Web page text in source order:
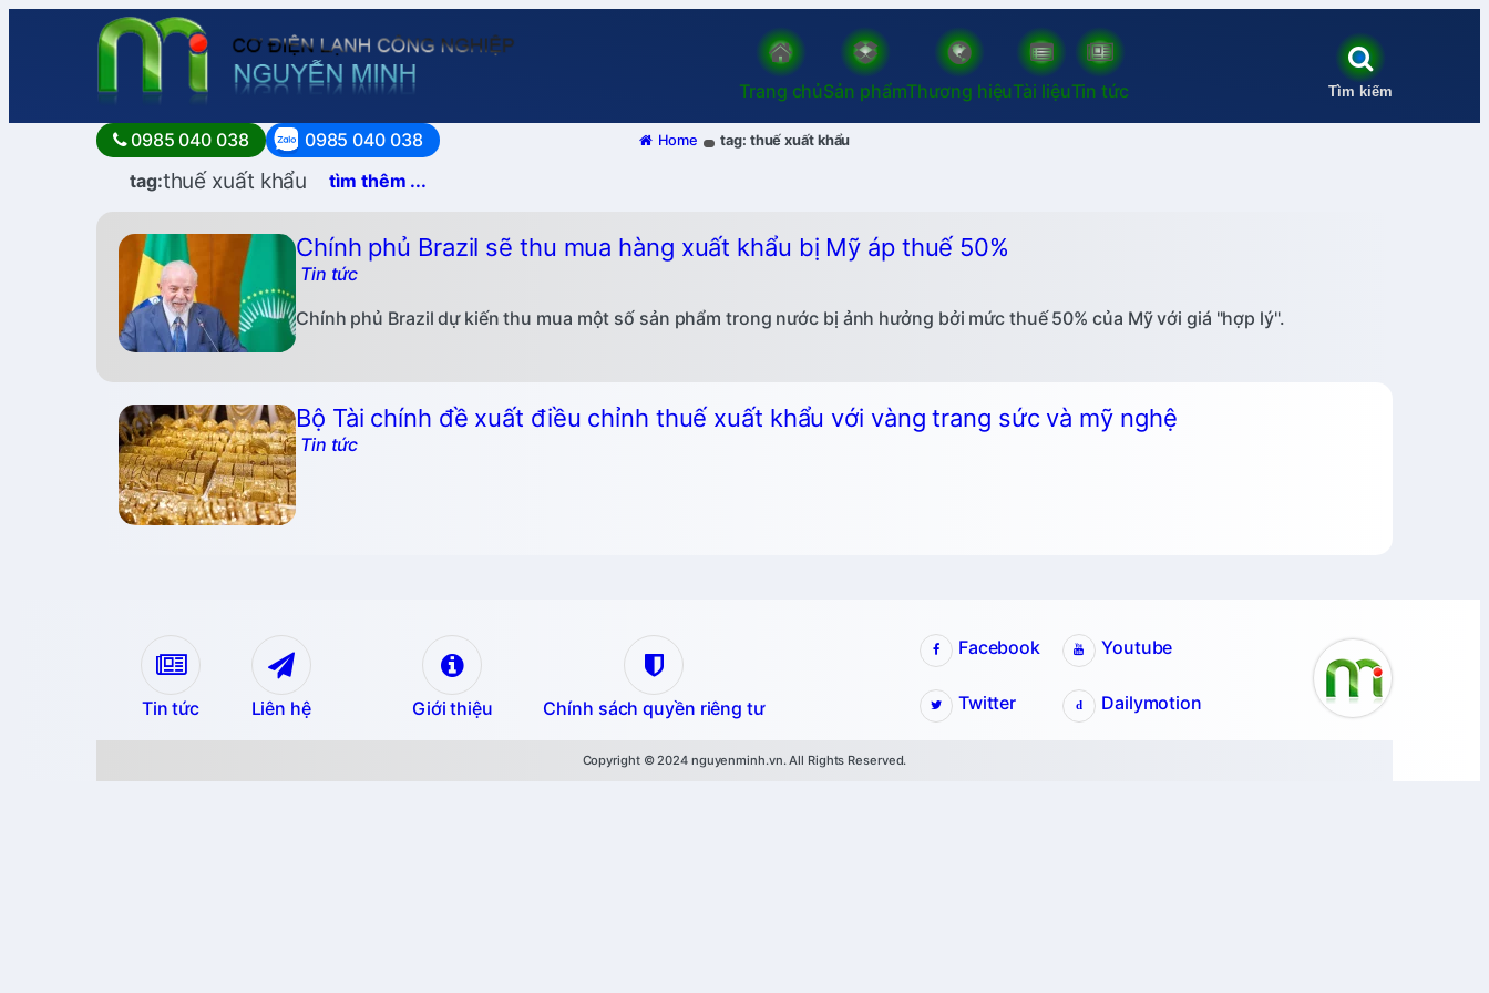
Trang chủSản phẩmThương hiệuTài liệuTin tức Tìm kiếm
0985 040 038 0985 040 038 Home tag: thuế xuất khẩu
tag:thuế xuất khẩu tìm thêm ...
Chính phủ Brazil sẽ thu mua hàng xuất khẩu bị Mỹ áp thuế 50%
Tin tức
Chính phủ Brazil dự kiến thu mua một số sản phẩm trong nước bị ảnh hưởng bởi mức thuế 50% của Mỹ với giá "hợp lý".
Bộ Tài chính đề xuất điều chỉnh thuế xuất khẩu với vàng trang sức và mỹ nghệ
Tin tức
Tin tức Liên hệ Giới thiệu Chính sách quyền riêng tư
Facebook Youtube
Twitter Dailymotion
Copyright © 2024 nguyenminh.vn. All Rights Reserved.